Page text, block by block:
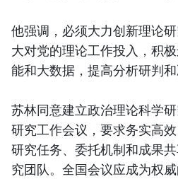
他强调，必须大力创新理论
大对党的理论工作投入，积
能和大数据，提高分析研判和
苏林同意建立政治理论科学
研究工作会议，要求务实高
研究任务、委托机制和成果
究团队。全国会议应成为权